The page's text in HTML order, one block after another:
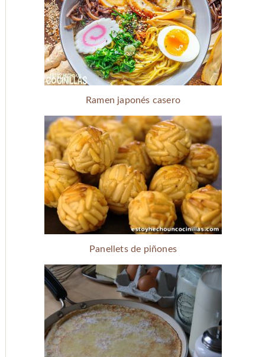
Ramen japonés casero
Panellets de piñones